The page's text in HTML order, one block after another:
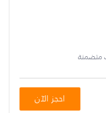
متضمنة
احجز الآن